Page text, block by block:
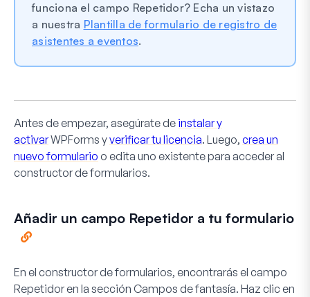
funciona el campo Repetidor? Echa un vistazo
a nuestra Plantilla de formulario de registro de
asistentes a eventos.
Antes de empezar, asegúrate de instalar y
activarWPForms yverificar tu licencia. Luego, crea un
nuevo formulario o edita uno existente para acceder al
constructor de formularios.
Añadir un campo Repetidor a tu formulario
En el constructor de formularios, encontrarás el campo
Repetidor en la sección Campos de fantasía. Haz clic en